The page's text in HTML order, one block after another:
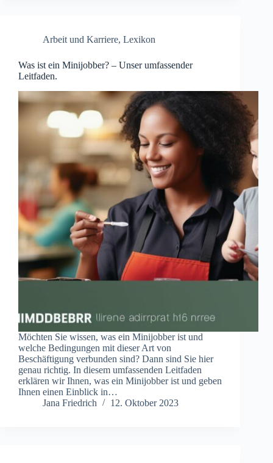
Arbeit und Karriere, Lexikon
Was ist ein Minijobber? – Unser umfassender
Leitfaden.
Möchten Sie wissen, was ein Minijobber ist und
welche Bedingungen mit dieser Art von
Beschäftigung verbunden sind? Dann sind Sie hier
genau richtig. In diesem umfassenden Leitfaden
erklären wir Ihnen, was ein Minijobber ist und geben
Ihnen einen Einblick in…
Jana Friedrich
12. Oktober 2023